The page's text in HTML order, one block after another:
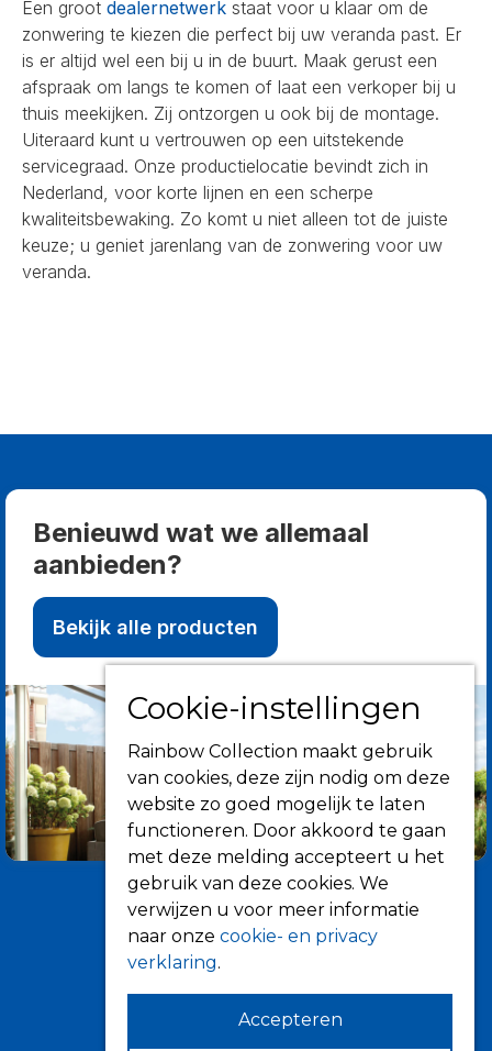
Een groot dealernetwerk staat voor u klaar om de
zonwering te kiezen die perfect bij uw veranda past. Er
is er altijd wel een bij u in de buurt. Maak gerust een
afspraak om langs te komen of laat een verkoper bij u
thuis meekijken. Zij ontzorgen u ook bij de montage.
Uiteraard kunt u vertrouwen op een uitstekende
servicegraad. Onze productielocatie bevindt zich in
Nederland, voor korte lijnen en een scherpe
kwaliteitsbewaking. Zo komt u niet alleen tot de juiste
keuze; u geniet jarenlang van de zonwering voor uw
veranda.
Benieuwd wat we allemaal
aanbieden?
Bekijk alle producten
Informatie
Cookie-instellingen
Rainbow Collection maakt gebruik
van cookies, deze zijn nodig om deze
website zo goed mogelijk te laten
functioneren. Door akkoord te gaan
met deze melding accepteert u het
gebruik van deze cookies. We
verwijzen u voor meer informatie
naar onze cookie- en privacy
verklaring.
Accepteren